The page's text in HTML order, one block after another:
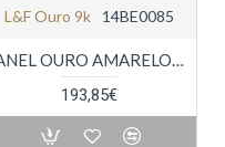
L&f Ouro 9k 14BE0085
ANEL OURO AMARELO 9K
193,85€